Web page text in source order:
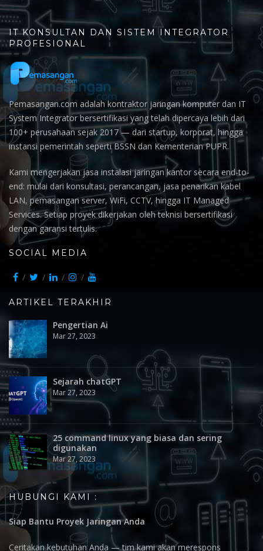
IT KONSULTAN DAN SISTEM INTEGRATOR
PROFESIONAL
Pemasangan.com adalah kontraktor jaringan komputer dan IT
System Integrator bersertifikasi yang telah dipercaya lebih dari
100+ perusahaan sejak 2017 — dari startup, korporat, hingga
instansi pemerintah seperti BSSN dan Kementerian PUPR.
Kami mengerjakan jasa instalasi jaringan kantor secara end-to-
end: mulai dari konsultasi, perancangan, jasa penarikan kabel
LAN, pemasangan server, WiFi, CCTV, hingga IT Managed
Services. Setiap proyek dikerjakan oleh teknisi bersertifikasi
dengan garansi tertulis.
SOCIAL MEDIA
ARTIKEL TERAKHIR
Pengertian Ai
Mar 27, 2023
Sejarah chatGPT
Mar 27, 2023
25 command linux yang biasa dan sering
digunakan
Mar 27, 2023
HUBUNGI KAMI :
Siap Bantu Proyek Jaringan Anda
Ceritakan kebutuhan Anda — tim kami akan merespons